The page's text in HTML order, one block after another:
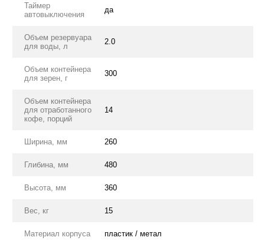
Таймер
автовыключения
да
Объем резервуара
для воды, л
2.0
Объем контейнера
для зерен, г
300
Объем контейнера
для отработанного
кофе, порций
14
Ширина, мм 260
Глибина, мм 480
Высота, мм 360
Вес, кг 15
Материал корпуса пластик / метал